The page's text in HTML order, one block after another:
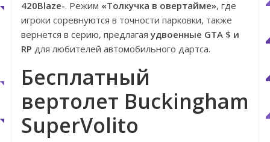
420Blaze-. Режим «Толкучка в овертайме», где
игроки соревнуются в точности парковки, также
вернется в серию, предлагаяудвоенные GTA $ и
RP для любителей автомобильного дартса.
Бесплатный
вертолет Buckingham
SuperVolito